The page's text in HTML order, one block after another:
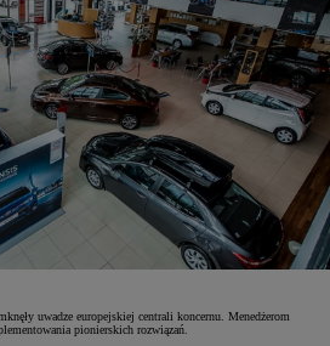
uwadze europejskiej centrali koncernu. Menedżerom
pionierskich rozwiązań.